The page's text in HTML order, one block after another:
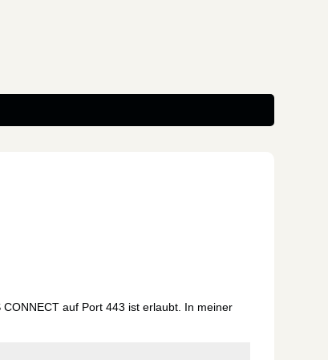
auf Port 443 ist erlaubt. In meiner